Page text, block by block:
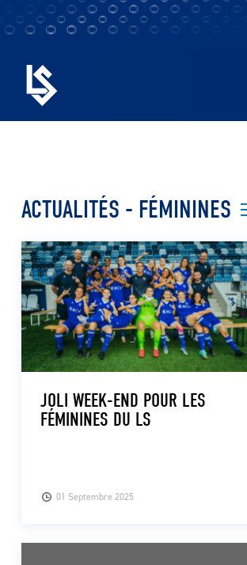
ACTUALITÉS - FÉMININES
01 Septembre 2025
JOLI WEEK-END POUR LES
FÉMININES DU LS